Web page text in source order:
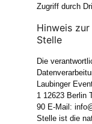
Zugriff durch
Hinweis
Stelle
Die
Laubinger
1 12623 Berlin
90 E-Mail:
Stelle ist die